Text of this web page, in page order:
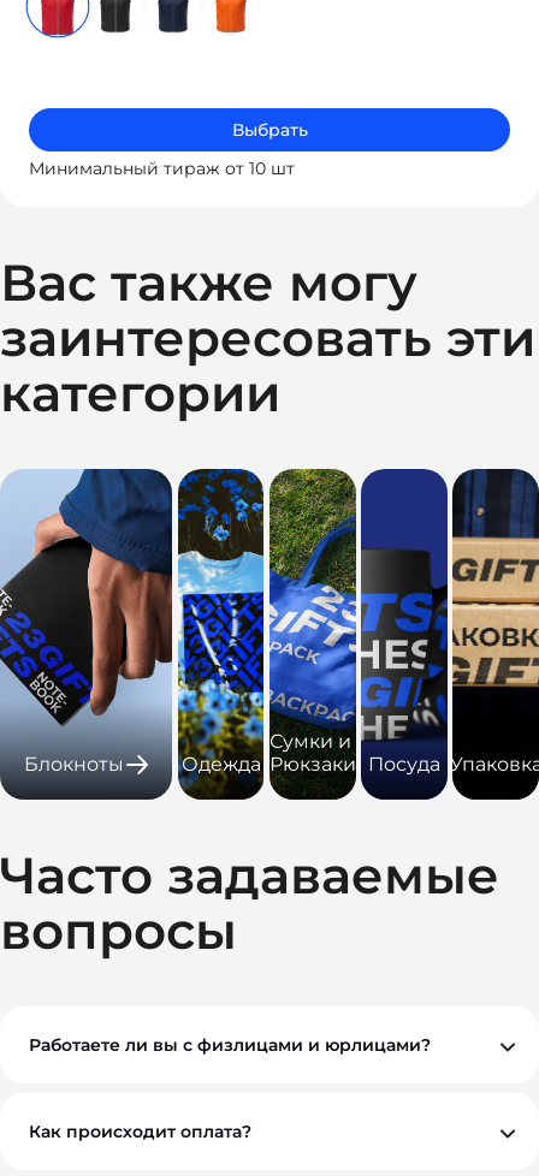
Выбрать
Минимальный тираж от 10 шт
Вас также могу
заинтересовать эти
категории
Блокноты Одежда
Сумки и
Рюкзаки
Посуда
Часто задаваемые
вопросы
Работаете ли вы с физлицами и юрлицами?
Как происходит оплата?